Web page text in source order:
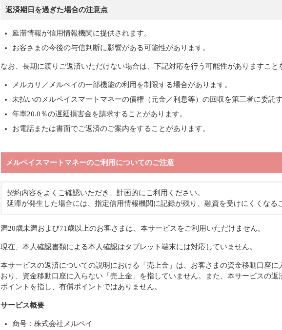
返済期日を過ぎた場合の注意点
延滞情報が信用情報機関に提供されます。
お客さまの今後の与信判断に影響がある可能性があります。
なお、長期に渡りご返済いただけない場合は、下記対応を行う可能性がありますこと
メルカリ／メルペイの一部機能の利用を制限する場合があります。
未払いのメルペイスマートマネーの債権（元金／利息等）の回収を第三者に委託
年率20.0％の遅延損害金を請求することがあります。
お電話または書面でご返済のご案内をすることがあります。
メルペイスマートマネーのご利用についてのご注意
契約内容をよくご確認いただき、計画的にご利用ください。
延滞が発生した場合には、指定信用情報機関に記録が残り、融資を受けにくくなる
満20歳未満および71歳以上のお客さまは、本サービスをご利用いただけません。
現在、本人確認書類による本人確認はタブレット端末には対応していません。
本サービスの返済についての説明における「売上金」は、お客さまの資金移動口座
おり、資金移動口座に入らない「売上金」を指していません。また、本サービスの
ポイントを指し、有償ポイントではありません。
サービス概要
商号：株式会社メルペイ